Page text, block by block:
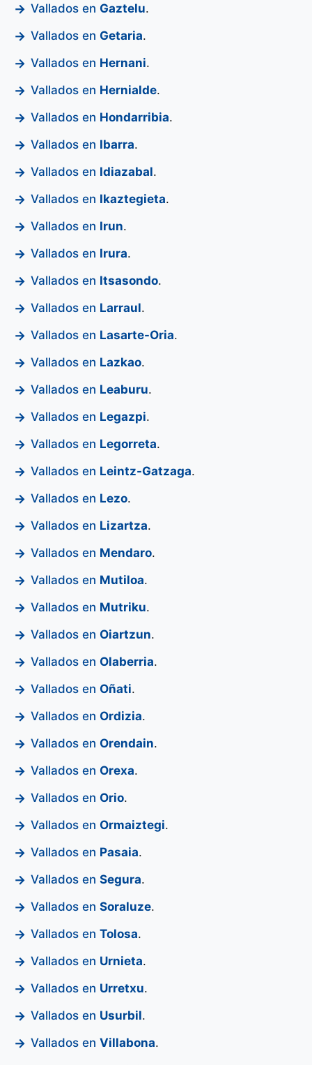
Vallados en Gaztelu.
Vallados en Getaria.
Vallados en Hernani.
Vallados en Hernialde.
Vallados en Hondarribia.
Vallados en Ibarra.
Vallados en Idiazabal.
Vallados en Ikaztegieta.
Vallados en Irun.
Vallados en Irura.
Vallados en Itsasondo.
Vallados en Larraul.
Vallados en Lasarte-Oria.
Vallados en Lazkao.
Vallados en Leaburu.
Vallados en Legazpi.
Vallados en Legorreta.
Vallados en Leintz-Gatzaga.
Vallados en Lezo.
Vallados en Lizartza.
Vallados en Mendaro.
Vallados en Mutiloa.
Vallados en Mutriku.
Vallados en Oiartzun.
Vallados en Olaberria.
Vallados en Oñati.
Vallados en Ordizia.
Vallados en Orendain.
Vallados en Orexa.
Vallados en Orio.
Vallados en Ormaiztegi.
Vallados en Pasaia.
Vallados en Segura.
Vallados en Soraluze.
Vallados en Tolosa.
Vallados en Urnieta.
Vallados en Urretxu.
Vallados en Usurbil.
Vallados en Villabona.